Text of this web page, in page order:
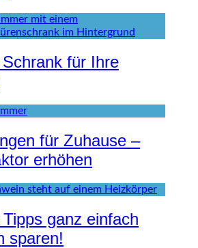
für Ihre
für Zuhause –
erhöhen
ganz einfach
sparen!